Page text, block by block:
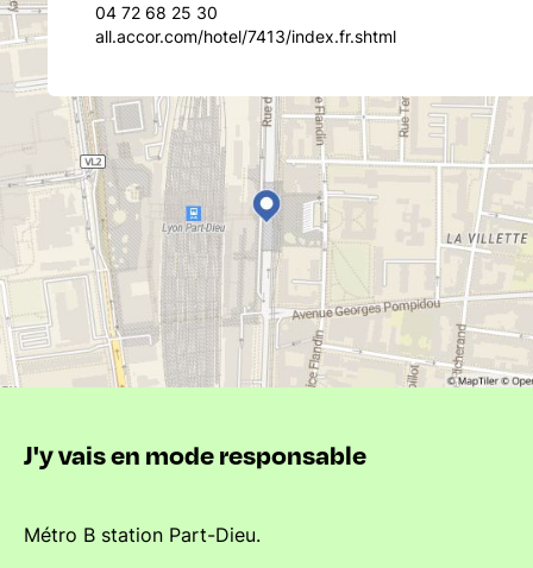
04 72 68 25 30
all.accor.com/hotel/7413/index.fr.shtml
J'y vais en mode responsable
Métro B station Part-Dieu.